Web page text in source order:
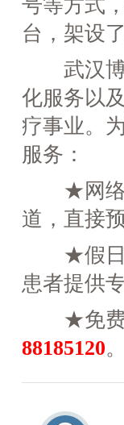
号等方式
台，架设
武汉博
化服务以
疗事业。
服务：
★网络预
道，直接
★假日专
患者提供
★免费★
88185120。